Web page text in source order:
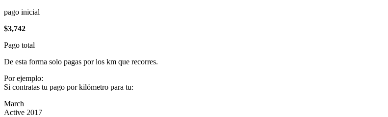
pago inicial
$3,742
Pago total
De esta forma solo pagas por los km que recorres.
Por ejemplo:
Si contratas tu pago por kilómetro para tu:
March
Active 2017